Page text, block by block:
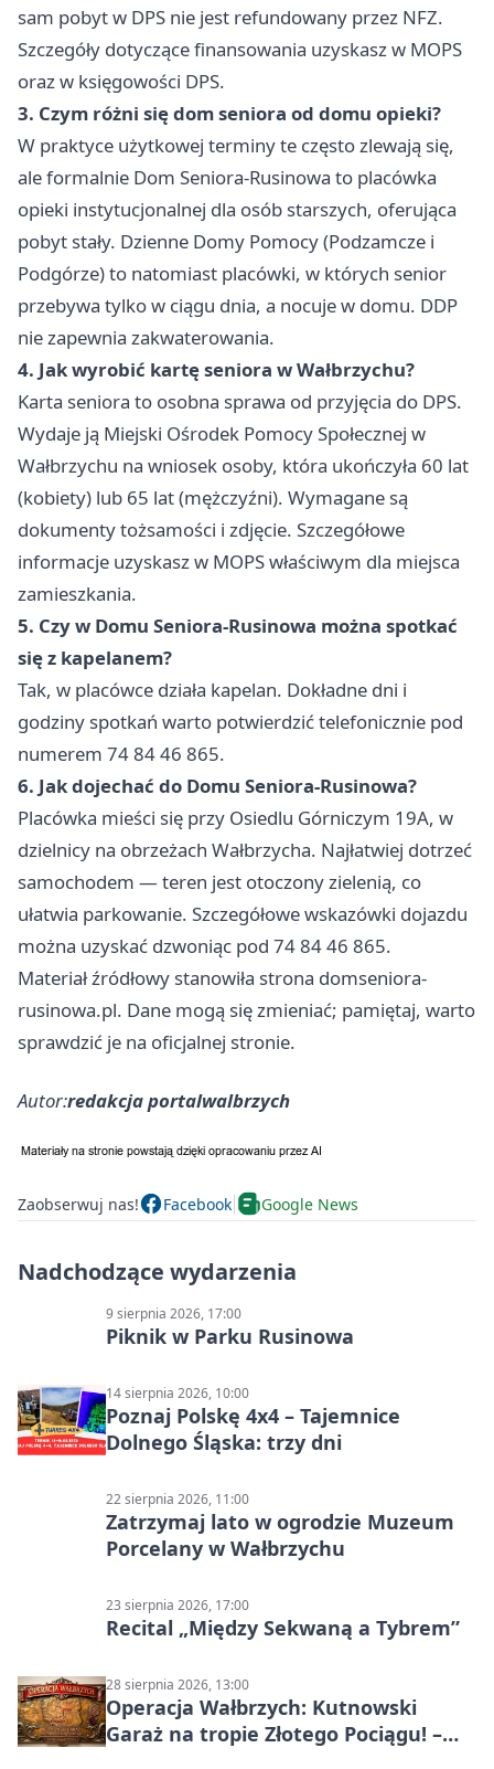
sam pobyt w DPS nie jest refundowany przez NFZ.
Szczegóły dotyczące finansowania uzyskasz w MOPS
oraz w księgowości DPS.
3. Czym różni się dom seniora od domu opieki?
W praktyce użytkowej terminy te często zlewają się,
ale formalnie Dom Seniora-Rusinowa to placówka
opieki instytucjonalnej dla osób starszych, oferująca
pobyt stały. Dzienne Domy Pomocy (Podzamcze i
Podgórze) to natomiast placówki, w których senior
przebywa tylko w ciągu dnia, a nocuje w domu. DDP
nie zapewnia zakwaterowania.
4. Jak wyrobić kartę seniora w Wałbrzychu?
Karta seniora to osobna sprawa od przyjęcia do DPS.
Wydaje ją Miejski Ośrodek Pomocy Społecznej w
Wałbrzychu na wniosek osoby, która ukończyła 60 lat
(kobiety) lub 65 lat (mężczyźni). Wymagane są
dokumenty tożsamości i zdjęcie. Szczegółowe
informacje uzyskasz w MOPS właściwym dla miejsca
zamieszkania.
5. Czy w Domu Seniora-Rusinowa można spotkać
się z kapelanem?
Tak, w placówce działa kapelan. Dokładne dni i
godziny spotkań warto potwierdzić telefonicznie pod
numerem 74 84 46 865.
6. Jak dojechać do Domu Seniora-Rusinowa?
Placówka mieści się przy Osiedlu Górniczym 19A, w
dzielnicy na obrzeżach Wałbrzycha. Najłatwiej dotrzeć
samochodem — teren jest otoczony zielenią, co
ułatwia parkowanie. Szczegółowe wskazówki dojazdu
można uzyskać dzwoniąc pod 74 84 46 865.
Materiał źródłowy stanowiła strona domseniora-
rusinowa.pl. Dane mogą się zmieniać; pamiętaj, warto
sprawdzić je na oficjalnej stronie.
Autor:redakcja portalwalbrzych
Zaobserwuj nas! Facebook Google News
Nadchodzące wydarzenia
9 sierpnia 2026, 17:00
Piknik w Parku Rusinowa
14 sierpnia 2026, 10:00
Poznaj Polskę 4x4 – Tajemnice
Dolnego Śląska: trzy dni
22 sierpnia 2026, 11:00
Zatrzymaj lato w ogrodzie Muzeum
Porcelany w Wałbrzychu
23 sierpnia 2026, 17:00
Recital „Między Sekwaną a Tybrem”
28 sierpnia 2026, 13:00
Operacja Wałbrzych: Kutnowski
Garaż na tropie Złotego Pociągu! –